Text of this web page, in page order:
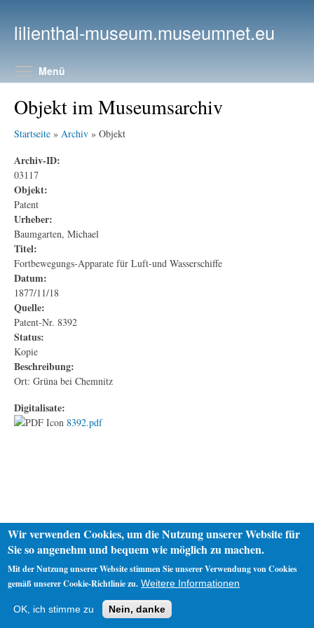
lilienthal-museum.museumnet.eu
Menü
Objekt im Museumsarchiv
Startseite » Archiv » Objekt
Archiv-ID:
03117
Objekt:
Patent
Urheber:
Baumgarten, Michael
Titel:
Fortbewegungs-Apparate für Luft-und Wasserschiffe
Datum:
1877/11/18
Quelle:
Patent-Nr. 8392
Status:
Kopie
Beschreibung:
Ort: Grüna bei Chemnitz
Digitalisate:
8392.pdf
Impressum
Wir verwenden Cookies, um die Nutzung unserer Website für
Sie so angenehm und bequem wie möglich zu machen.
Mit der Nutzung unserer Website stimmen Sie unserer Verwendung von Cookies
gemäß unserer Cookie-Richtlinie zu. Weitere Informationen
OK, ich stimme zu Nein, danke